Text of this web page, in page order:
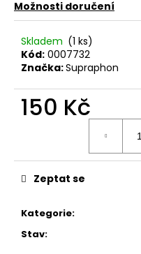
Možnosti doručení
Skladem (1 ks)
Kód: 0007732
Značka:Supraphon
150 Kč
Kategorie:
Stav:
Zeptat se
r
u
č
u
m
KRATOCHVÍL
&
(FEASTING)